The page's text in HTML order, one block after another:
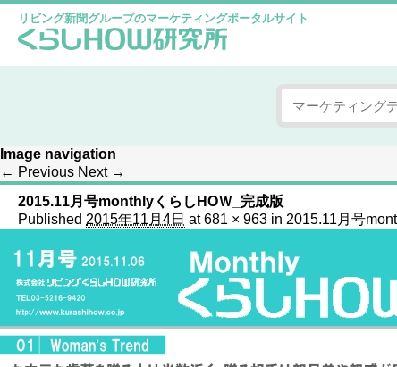
リビング新聞グループのマーケティングポータルサイト
Image navigation
← Previous Next →
2015.11月号monthlyくらしHOＷ_完成版
Published 2015年11月4日 at681 × 963 in 2015.11月号